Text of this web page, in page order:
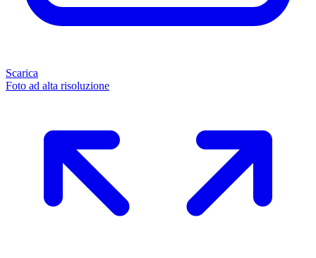
Scarica
Foto ad alta risoluzione